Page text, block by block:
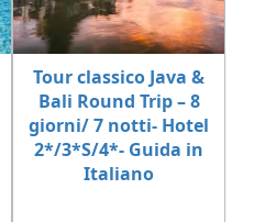
Tour classico Java &
Bali Round Trip – 8
giorni/ 7 notti- Hotel
2*/3*S/4*- Guida in
Italiano